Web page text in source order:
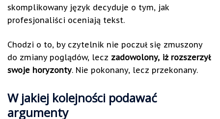
skomplikowany język decyduje o tym, jak
profesjonaliści oceniają tekst.
Chodzi o to, by czytelnik nie poczuł się zmuszony
do zmiany poglądów, lecz zadowolony, iż rozszerzył
swoje horyzonty. Nie pokonany, lecz przekonany.
W jakiej kolejności podawać
argumenty